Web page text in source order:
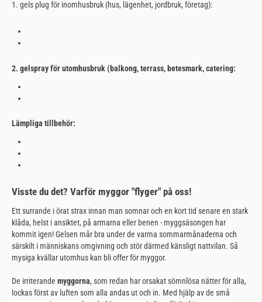
1. gels plug för inomhusbruk (hus, lägenhet, jordbruk, företag):
2. gelspray för utomhusbruk (balkong, terrass, betesmark, catering:
Lämpliga tillbehör:
Visste du det? Varför myggor "flyger" på oss!
Ett surrande i örat strax innan man somnar och en kort tid senare en stark
klåda, helst i ansiktet, på armarna eller benen - myggsäsongen har
kommit igen! Gelsen mår bra under de varma sommarmånaderna och
särskilt i människans omgivning och stör därmed känsligt nattvilan. Så
mysiga kvällar utomhus kan bli offer för myggor.
De irriterande myggorna, som redan har orsakat sömnlösa nätter för alla,
lockas först av luften som alla andas ut och in. Med hjälp av de små